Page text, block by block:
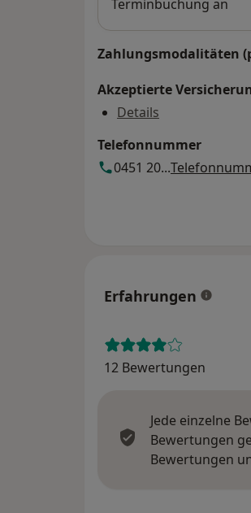
Terminbuchung an
Zahlungsmodalitäten
Akzeptierte
Details
Telefonnummer
0451 20...
Erfahrungen
12 Bewertungen
Jede einzelne
Bewertungen
Bewertungen